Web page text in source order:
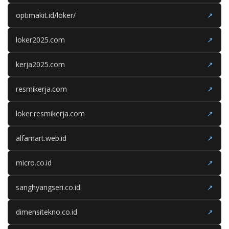
optimakit.id/loker/ ↗
loker2025.com ↗
kerja2025.com ↗
resmikerja.com ↗
loker.resmikerja.com ↗
alfamart.web.id ↗
micro.co.id ↗
sanghyangseri.co.id ↗
dimensitekno.co.id ↗